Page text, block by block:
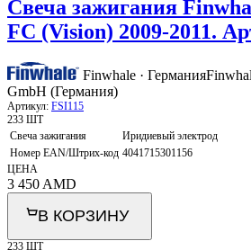
Свеча зажигания
FC (Vision) 2009-2011.
Finwhale · Германия
GmbH (Германия)
Артикул: FSI115
233 ШТ
Свеча зажигания
Иридиевый электрод
Номер EAN/Штрих-код 4041715301156
ЦЕНА
3 450 AMD
В КОРЗИНУ
233 ШТ